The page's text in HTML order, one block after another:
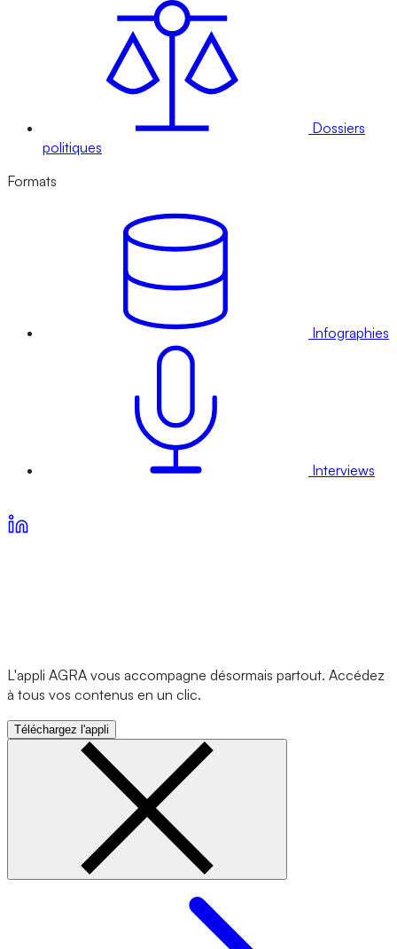
Dossiers
politiques
Formats
Infographies
Interviews
L'appli AGRA vous accompagne désormais partout. Accédez
à tous vos contenus en un clic.
Téléchargez l'appli